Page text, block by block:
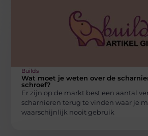
Builds
Wat moet je weten over de
schroef?
Er zijn op de markt best een aantal
scharnieren terug te vinden waar je
waarschijnlijk nooit gebruik